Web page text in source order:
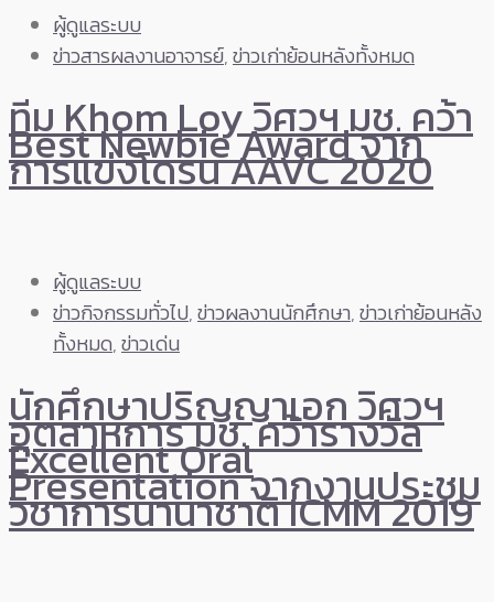
ผู้ดูแลระบบ
ข่าวสารผลงานอาจารย์,ข่าวเก่าย้อนหลังทั้งหมด
ทีม Khom Loy วิศวฯ มช. คว้า
Best Newbie Award จาก
การแข่งโดรน AAVC 2020
ผู้ดูแลระบบ
ข่าวกิจกรรมทั่วไป,ข่าวผลงานนักศึกษา,ข่าวเก่าย้อนหลัง
ทั้งหมด,ข่าวเด่น
นักศึกษาปริญญาเอก วิศวฯ
อุตสาหการ มช. คว้ารางวัล
Excellent Oral
Presentation จากงานประชุม
วิชาการนานาชาติ ICMM 2019